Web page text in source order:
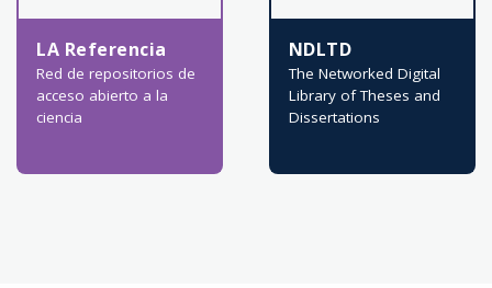
LA Referencia
Red de repositorios de
acceso abierto a la
ciencia
NDLTD
The Networked Digital
Library of Theses and
Dissertations